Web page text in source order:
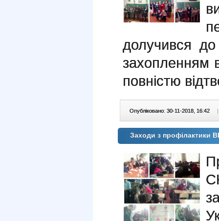
долучився до
захопленням
повністю
Опубліковано: 30-11-2018, 16:42 |
Заходи з профілактики